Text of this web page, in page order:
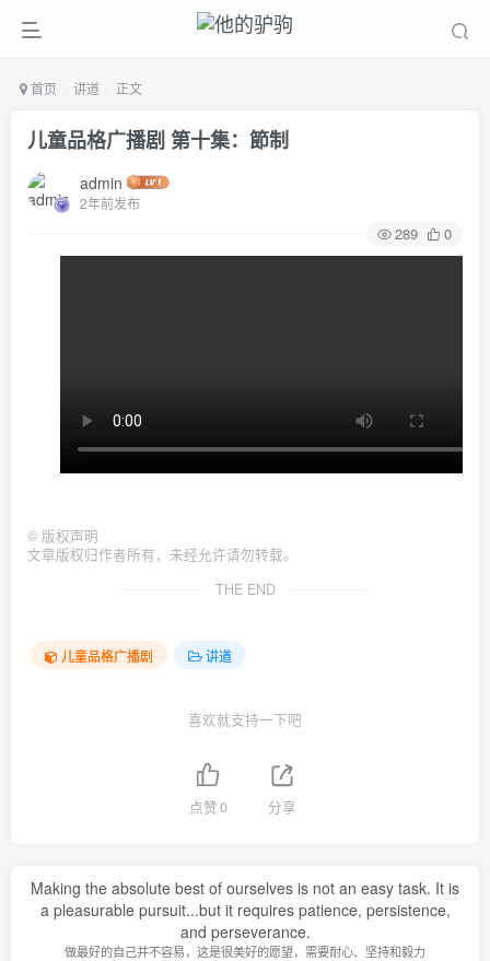
首页 讲道 正文
儿童品格广播剧 第十集：節制
admin
2年前发布
289 0
© 版权声明
文章版权归作者所有，未经允许请勿转载。
THE END
儿童品格广播剧 讲道
喜欢就支持一下吧
点赞0 分享
Making the absolute best of ourselves is not an easy task. It is
a pleasurable pursuit...but it requires patience, persistence,
and perseverance.
做最好的自己并不容易，这是很美好的愿望，需要耐心、坚持和毅力